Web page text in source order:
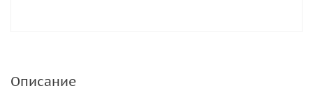
Описание